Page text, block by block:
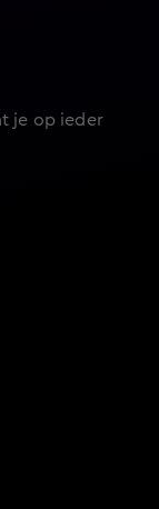
je op ieder